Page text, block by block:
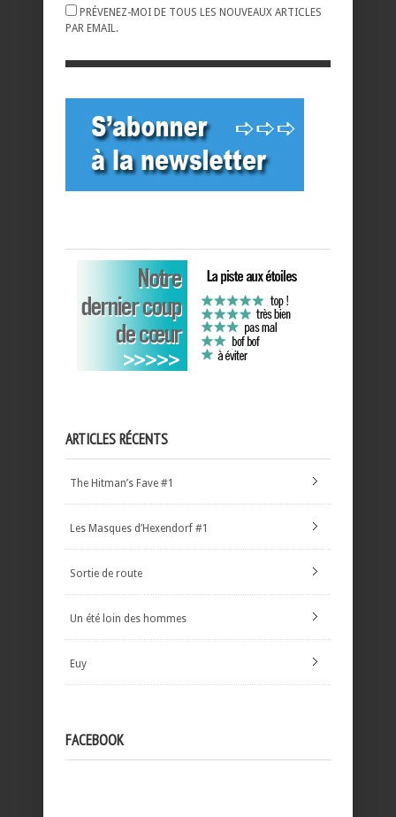
PRÉVENEZ-MOI DE TOUS LES NOUVEAUX ARTICLES
PAR EMAIL.
ARTICLES RÉCENTS
The Hitman’s Fave #1
Les Masques d’Hexendorf #1
Sortie de route
Un été loin des hommes
Euy
FACEBOOK